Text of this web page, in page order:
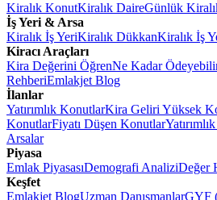
Kiralık KonutKiralık DaireGünlük
İş Yeri & Arsa
Kiralık İş YeriKiralık DükkanKiralık İş
Kiracı Araçları
Kira Değerini ÖğrenNe Kadar
RehberiEmlakjet Blog
İlanlar
Yatırımlık KonutlarKira Geliri Yüksek
KonutlarFiyatı Düşen Konutlar
Arsalar
Piyasa
Emlak PiyasasıDemografi AnaliziDeğer
Keşfet
Emlakjet BlogUzman DanışmanlarGYF